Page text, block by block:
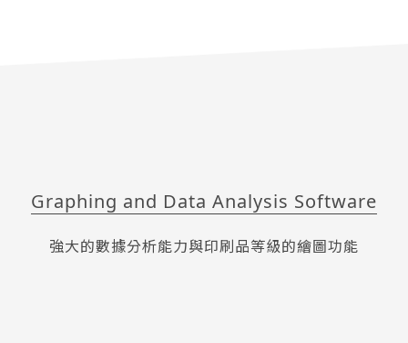
Graphing and Data Analysis Software
強大的數據分析能力與印刷品等級的繪圖功能